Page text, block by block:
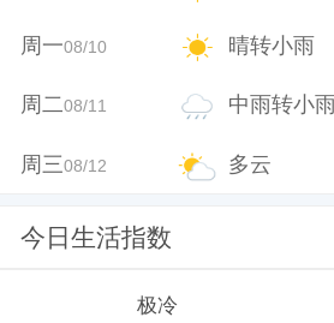
周一08/10 晴转小雨
周二08/11 中雨转小
周三08/12 多云
今日生活指数
极冷